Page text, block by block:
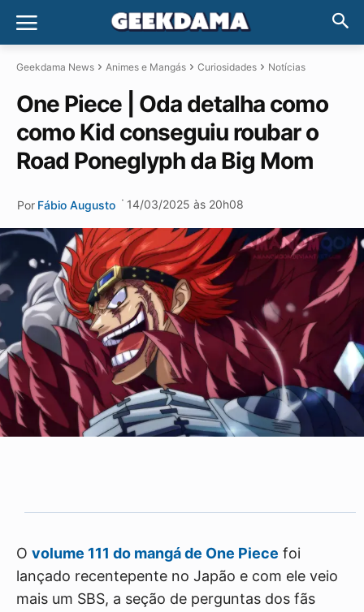
Geekdama News Animes e Mangás Curiosidades Notícias
One Piece | Oda detalha como
como Kid conseguiu roubar o
Road Poneglyph da Big Mom
Por Fábio Augusto · 14/03/2025 às 20h08
O volume 111 do mangá de One Piece foi
lançado recentepente no Japão e com ele veio
mais um SBS, a seção de perguntas dos fãs